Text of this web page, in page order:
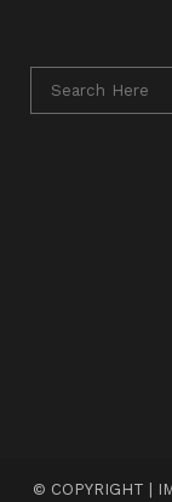
© COPYRIGHT |